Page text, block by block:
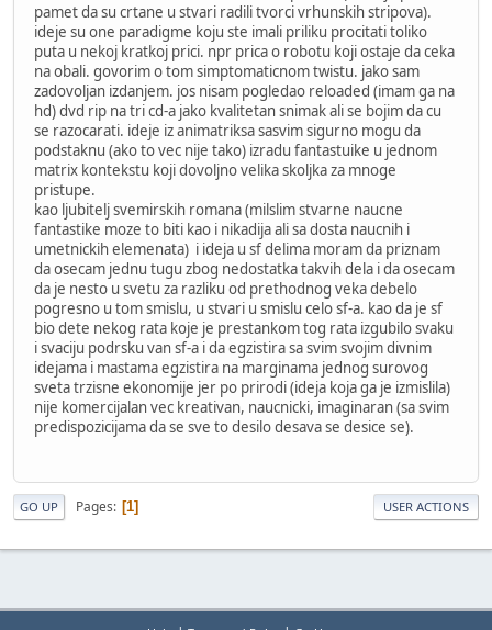
pamet da su crtane u stvari radili tvorci vrhunskih stripova).
ideje su one paradigme koju ste imali priliku procitati toliko
puta u nekoj kratkoj prici. npr prica o robotu koji ostaje da ceka
na obali. govorim o tom simptomaticnom twistu. jako sam
zadovoljan izdanjem. jos nisam pogledao reloaded (imam ga na
hd) dvd rip na tri cd-a jako kvalitetan snimak ali se bojim da cu
se razocarati. ideje iz animatriksa sasvim sigurno mogu da
podstaknu (ako to vec nije tako) izradu fantastuike u jednom
matrix kontekstu koji dovoljno velika skoljka za mnoge
pristupe.
kao ljubitelj svemirskih romana (milslim stvarne naucne
fantastike moze to biti kao i nikadija ali sa dosta naucnih i
umetnickih elemenata) i ideja u sf delima moram da priznam
da osecam jednu tugu zbog nedostatka takvih dela i da osecam
da je nesto u svetu za razliku od prethodnog veka debelo
pogresno u tom smislu, u stvari u smislu celo sf-a. kao da je sf
bio dete nekog rata koje je prestankom tog rata izgubilo svaku
i svaciju podrsku van sf-a i da egzistira sa svim svojim divnim
idejama i mastama egzistira na marginama jednog surovog
sveta trzisne ekonomije jer po prirodi (ideja koja ga je izmislila)
nije komercijalan vec kreativan, naucnicki, imaginaran (sa svim
predispozicijama da se sve to desilo desava se desice se).
GO UP Pages 1 USER ACTIONS